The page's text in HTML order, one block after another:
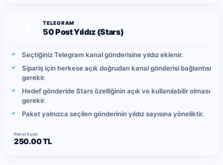
TELEGRAM
50 Post Yıldız (Stars)
Seçtiğiniz Telegram kanal gönderisine yıldız eklenir.
Sipariş için herkese açık doğrudan kanal gönderisi bağlantısı
gerekir.
Hedef gönderide Stars özelliğinin açık ve kullanılabilir olması
gerekir.
Paket yalnızca seçilen gönderinin yıldız sayısına yöneliktir.
Paket fiyatı
250.00 TL